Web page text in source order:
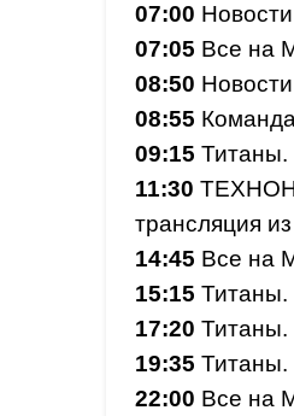
07:00 Новости
07:05 Все на
08:50 Новости
08:55
09:15 Титаны.
11:30
трансляция
14:45 Все на
15:15 Титаны.
17:20 Титаны.
19:35 Титаны.
22:00 Все на